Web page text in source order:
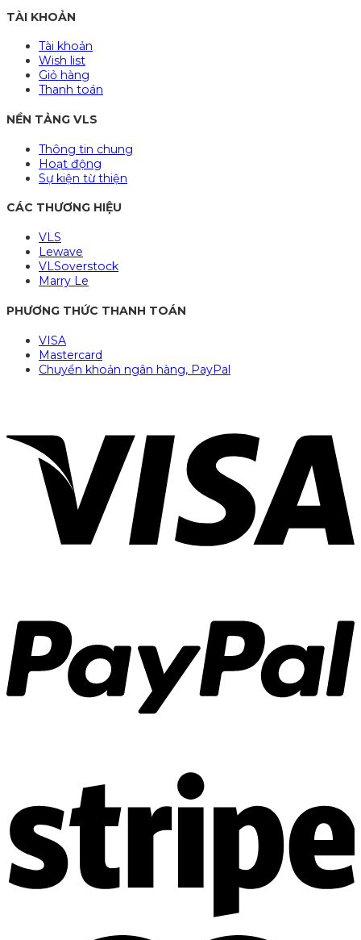
TÀI KHOẢN
Tài khoản
Wish list
Giỏ hàng
Thanh toán
NỀN TẢNG VLS
Thông tin chung
Hoạt động
Sự kiện từ thiện
CÁC THƯƠNG HIỆU
VLS
Lewave
VLSoverstock
Marry Le
PHƯƠNG THỨC THANH TOÁN
VISA
Mastercard
Chuyển khoản ngân hàng, PayPal